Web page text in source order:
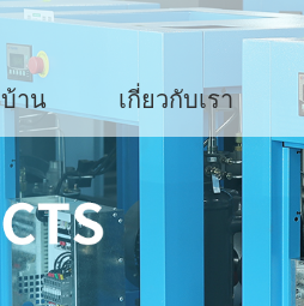
บ้าน เกี่ยวกับเรา